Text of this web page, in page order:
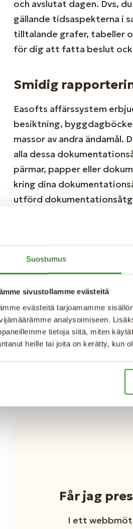
Suostumus
sivustollamme evästeitä
evästeitä tarjoamamme
analysoimiseen.
tietoja siitä, miten
heille tai joita on kerätty, kun
och avslutat dagen. Dvs,
gällande tidsaspekterna i
tilltalande grafer, tabeller
för dig att fatta beslut
Smidig
Easofts affärssystem
besiktning,
massor av andra ändamål.
alla dessa
pärmar, papper eller
kring dina
utförd
I vårt affärssystem för
arbete med allt som rör
fakturor helt digitalt. I
som är anpassade efter
går även att integrera
affärssystem får du med
Får jag
I ett